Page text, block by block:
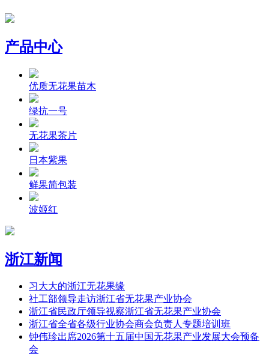
产品中心
优质无花果苗木
绿抗一号
无花果茶片
日本紫果
鲜果简包装
波姬红
浙江新闻
习大大的浙江无花果缘
社工部领导走访浙江省无花果产业协会
浙江省民政厅领导视察浙江省无花果产业协会
浙江省全省各级行业协会商会负责人专题培训班
钟伟珍出席2026第十五届中国无花果产业发展大会预备
会